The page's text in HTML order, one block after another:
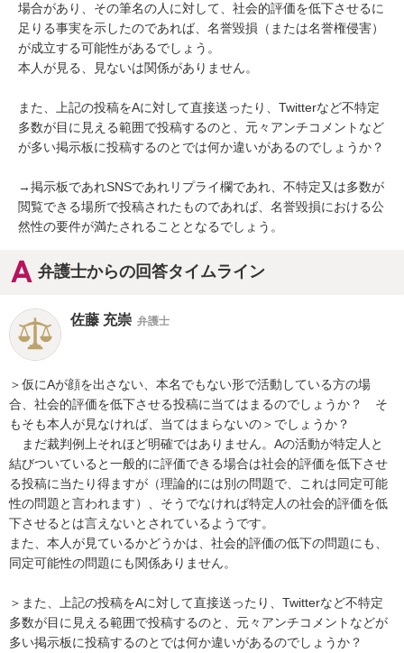
場合があり、その筆名の人に対して、社会的評価を低下させるに
足りる事実を示したのであれば、名誉毀損（または名誉権侵害）
が成立する可能性があるでしょう。
本人が見る、見ないは関係がありません。
また、上記の投稿をAに対して直接送ったり、Twitterなど不特定
多数が目に見える範囲で投稿するのと、元々アンチコメントなど
が多い掲示板に投稿するのとでは何か違いがあるのでしょうか？
→掲示板であれSNSであれリプライ欄であれ、不特定又は多数が
閲覧できる場所で投稿されたものであれば、名誉毀損における公
然性の要件が満たされることとなるでしょう。
弁護士からの回答タイムライン
佐藤 充崇 弁護士
＞仮にAが顔を出さない、本名でもない形で活動している方の場
合、社会的評価を低下させる投稿に当てはまるのでしょうか？　そ
もそも本人が見なければ、当てはまらないの＞でしょうか？
まだ裁判例上それほど明確ではありません。Aの活動が特定人と
結びついていると一般的に評価できる場合は社会的評価を低下させ
る投稿に当たり得ますが（理論的には別の問題で、これは同定可能
性の問題と言われます）、そうでなければ特定人の社会的評価を低
下させるとは言えないとされているようです。
また、本人が見ているかどうかは、社会的評価の低下の問題にも、
同定可能性の問題にも関係ありません。
＞また、上記の投稿をAに対して直接送ったり、Twitterなど不特定
多数が目に見える範囲で投稿するのと、元々アンチコメントなどが
多い掲示板に投稿するのとでは何か違いがあるのでしょうか？